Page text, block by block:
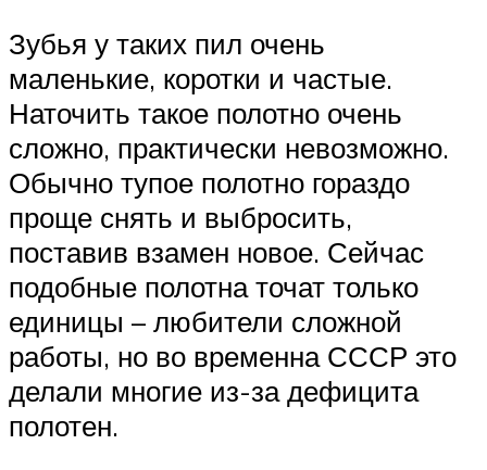
Зубья у таких пил очень
маленькие, коротки и частые.
Наточить такое полотно очень
сложно, практически невозможно.
Обычно тупое полотно гораздо
проще снять и выбросить,
поставив взамен новое. Сейчас
подобные полотна точат только
единицы – любители сложной
работы, но во временна СССР это
делали многие из-за дефицита
полотен.